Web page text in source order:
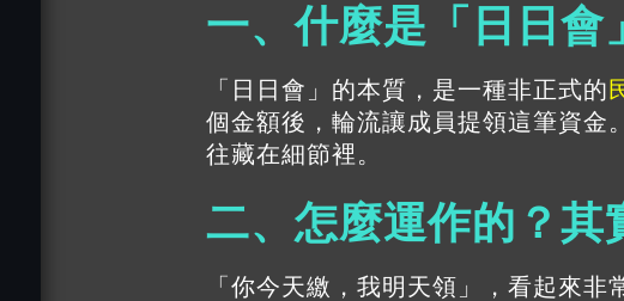
一、什麼是「日日會
「 日日會 」的本質，是一種非正式的
個金額後，輪流讓成員提領這筆資金
往藏在細節裡。
二、怎麼運作的？其
「你今天繳，我明天領」，看起來